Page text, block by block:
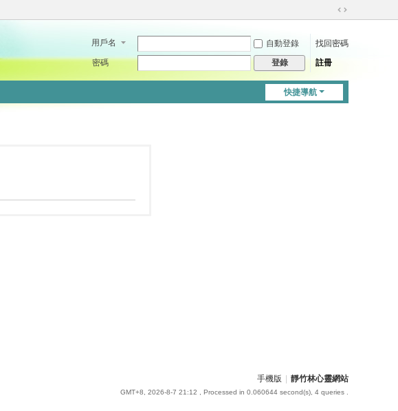
切
到
用戶名 自動登錄
找回密碼
密碼
登錄 註冊
快捷導航
手機版 靜竹林心靈網站
GMT+8, 2026-8-7 21:12 , Processed in 0.060644 second(s), 4 queries .